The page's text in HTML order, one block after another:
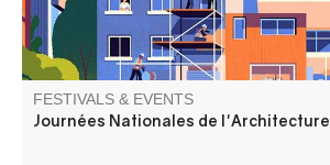
FESTIVALS & EVENTS
Journées Nationales de l'Architecture